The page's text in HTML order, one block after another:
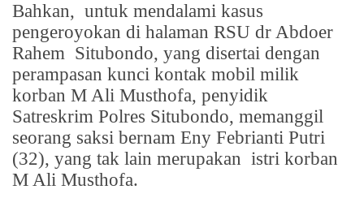
Bahkan, untuk mendalami kasus
pengeroyokan di halaman RSU dr Abdoer
Rahem Situbondo, yang disertai dengan
perampasan kunci kontak mobil milik
korban M Ali Musthofa, penyidik
Satreskrim Polres Situbondo, memanggil
seorang saksi bernam Eny Febrianti Putri
(32), yang tak lain merupakan istri korban
M Ali Musthofa.